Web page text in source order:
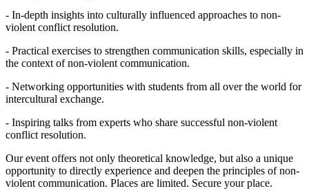
- In-depth insights into culturally influenced approaches to non-
violent conflict resolution.
- Practical exercises to strengthen communication skills, especially in
the context of non-violent communication.
- Networking opportunities with students from all over the world for
intercultural exchange.
- Inspiring talks from experts who share successful non-violent
conflict resolution.
Our event offers not only theoretical knowledge, but also a unique
opportunity to directly experience and deepen the principles of non-
violent communication. Places are limited. Secure your place.